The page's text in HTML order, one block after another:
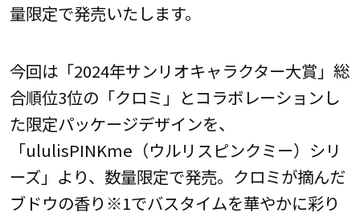
量限定で発売いたします。
今回は「2024年サンリオキャラクター大賞」総
合順位3位の「クロミ」とコラボレーションし
た限定パッケージデザインを、
「ululisPINKme（ウルリスピンクミー）シリ
ーズ」より、数量限定で発売。クロミが摘んだ
ブドウの香り※1でバスタイムを華やかに彩り